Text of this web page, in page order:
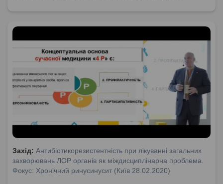
Захід: Антибіотикорезистентність при лікуванні загальних
захворювань ЛОР органів як міждисциплінарна проблема.
Фокус: Хронічний ринусинусит (Київ 28.02.2020)